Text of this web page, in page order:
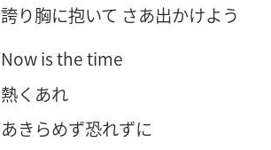
誇り胸に抱いて さあ出かけよう
Now is the time
熱くあれ
あきらめず恐れずに